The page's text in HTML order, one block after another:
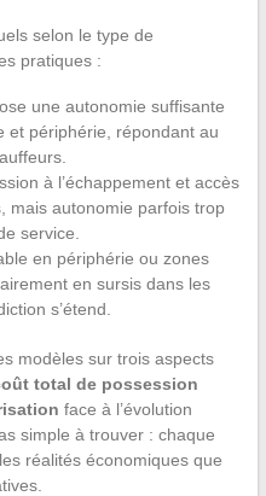
selon le type de
pratiques :
une autonomie suffisante
et périphérie, répondant au
à l’échappement et accès
mais autonomie parfois trop
service.
en périphérie ou zones
en sursis dans les
s’étend.
modèles sur trois aspects
total de possession
face à l’évolution
simple à trouver : chaque
réalités économiques que